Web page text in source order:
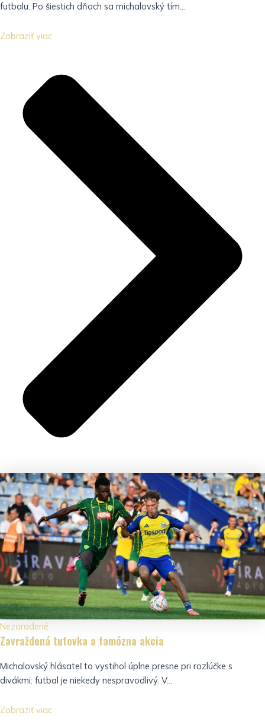
futbalu. Po šiestich dňoch sa michalovský tím...
Zobraziť viac
Nezaradené
Zavraždená tutovka a famózna akcia
Michalovský hlásateľ to vystihol úplne presne pri rozlúčke s
divákmi: futbal je niekedy nespravodlivý. V...
Zobraziť viac